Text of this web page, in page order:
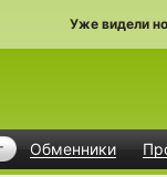
Уже видели
Обменники